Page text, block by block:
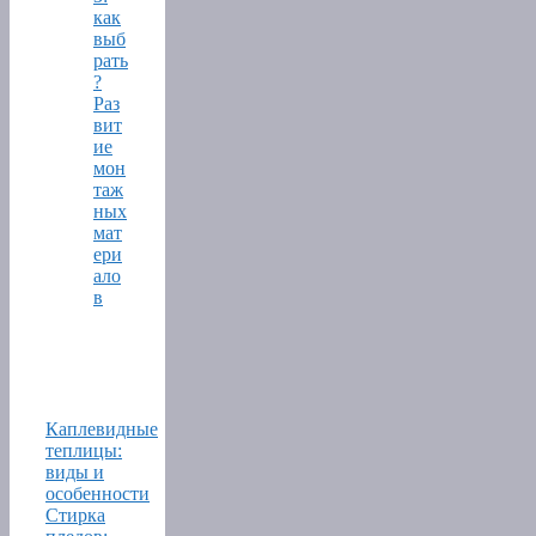
как
выб
рать
?
Раз
вит
ие
мон
таж
ных
мат
ери
ало
в
Каплевидные
теплицы:
виды и
особенности
Стирка